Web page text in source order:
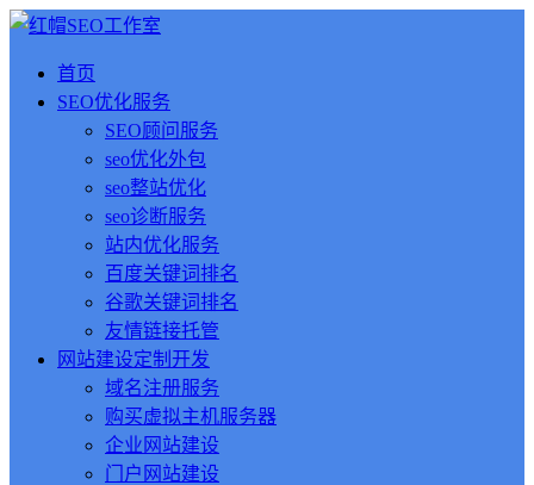
首页
SEO优化服务
SEO顾问服务
seo优化外包
seo整站优化
seo诊断服务
站内优化服务
百度关键词排名
谷歌关键词排名
友情链接托管
网站建设定制开发
域名注册服务
购买虚拟主机服务器
企业网站建设
门户网站建设